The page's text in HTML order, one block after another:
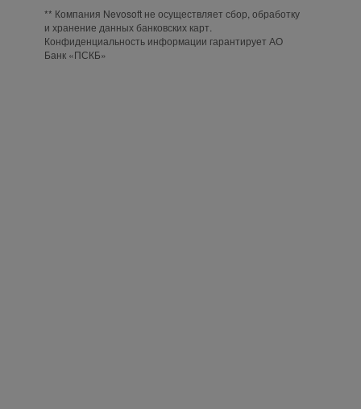
** Компания Nevosoft не осуществляет сбор, обработку
и хранение данных банковских карт.
Конфиденциальность информации гарантирует АО
Банк «ПСКБ»